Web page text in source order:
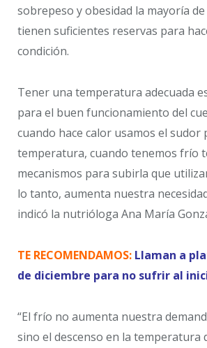
sobrepeso y obesidad la mayoría
tienen suficientes reservas para
condición.
Tener una temperatura adecuada
para el buen funcionamiento del
cuando hace calor usamos el sudor
temperatura, cuando tenemos frío
mecanismos para subirla que
lo tanto, aumenta nuestra
indicó la nutrióloga Ana María
TE RECOMENDAMOS: Llaman a
de diciembre para no sufrir al
“El frío no aumenta nuestra
sino el descenso en la temperatura